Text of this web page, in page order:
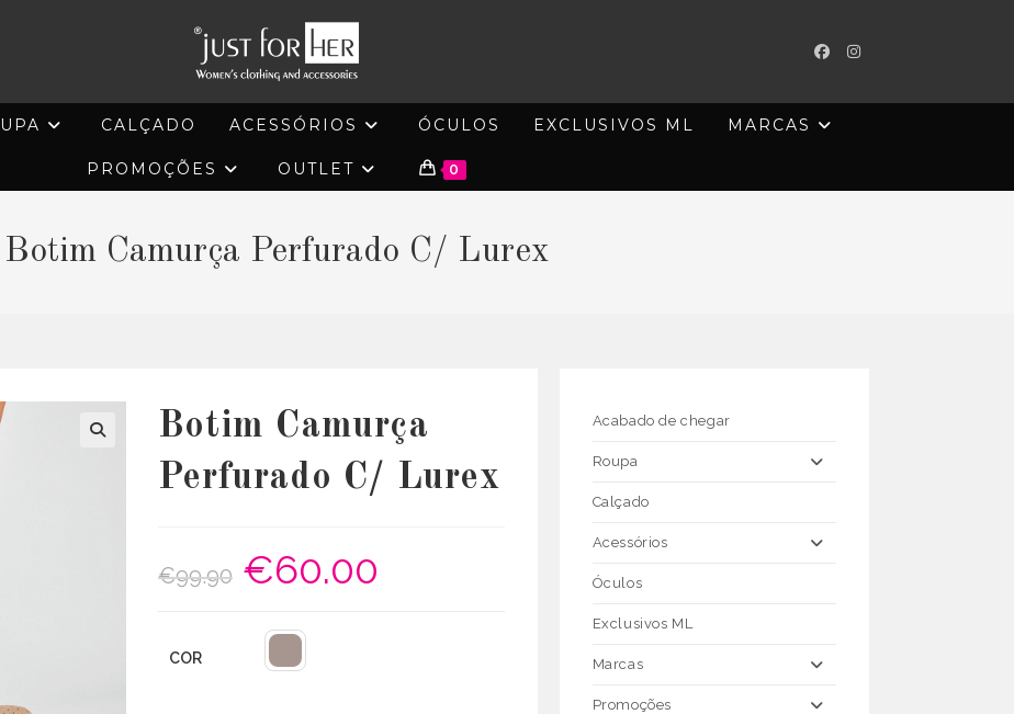
CALÇADO ACESSÓRIOS ÓCULOS EXCLUSIVOS ML MARCAS
PROMOÇÕES OUTLET 0
Botim Camurça Perfurado C/ Lurex
Botim Camurça
Perfurado C/ Lurex
€99.90
O
preço
original
€60.00
COR
Acabado de chegar
Roupa
Calçado
Acessórios
Óculos
Exclusivos ML
Marcas
Promoções